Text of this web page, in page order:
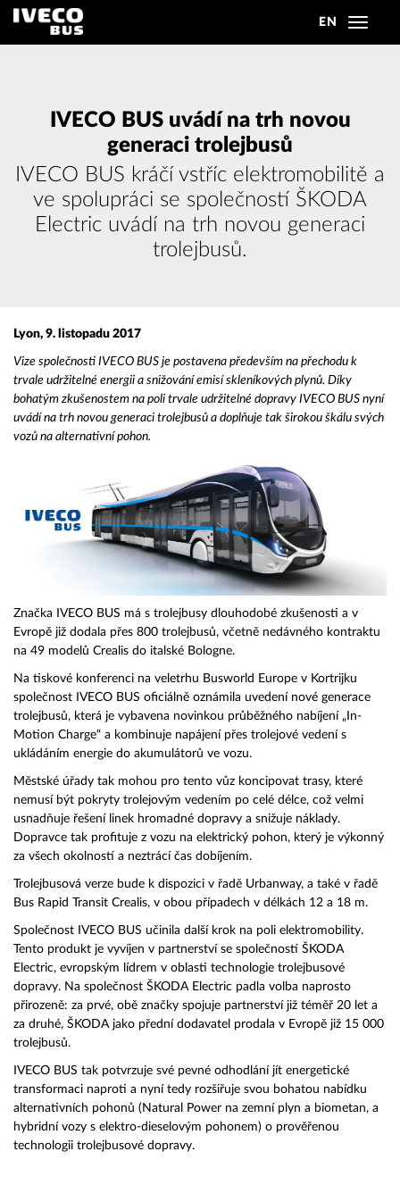
EN
Toggle
IVECO BUS uvádí na trh novou
generaci trolejbusů
IVECO BUS kráčí vstříc elektromobilitě a
ve spolupráci se společností ŠKODA
Electric uvádí na trh novou generaci
trolejbusů.
Lyon, 9. listopadu 2017
Vize společnosti IVECO BUS je postavena především na přechodu k
trvale udržitelné energii a snižování emisí skleníkových plynů. Díky
bohatým zkušenostem na poli trvale udržitelné dopravy IVECO BUS nyní
uvádí na trh novou generaci trolejbusů a doplňuje tak širokou škálu svých
vozů na alternativní pohon.
Značka IVECO BUS má s trolejbusy dlouhodobé zkušenosti a v
Evropě již dodala přes 800 trolejbusů, včetně nedávného kontraktu
na 49 modelů Crealis do italské Bologne.
Na tiskové konferenci na veletrhu Busworld Europe v Kortrijku
společnost IVECO BUS oficiálně oznámila uvedení nové generace
trolejbusů, která je vybavena novinkou průběžného nabíjení „In-
Motion Charge“ a kombinuje napájení přes trolejové vedení s
ukládáním energie do akumulátorů ve vozu.
Městské úřady tak mohou pro tento vůz koncipovat trasy, které
nemusí být pokryty trolejovým vedením po celé délce, což velmi
usnadňuje řešení linek hromadné dopravy a snižuje náklady.
Dopravce tak profituje z vozu na elektrický pohon, který je výkonný
za všech okolností a neztrácí čas dobíjením.
Trolejbusová verze bude k dispozici v řadě Urbanway, a také v řadě
Bus Rapid Transit Crealis, v obou případech v délkách 12 a 18 m.
Společnost IVECO BUS učinila další krok na poli elektromobility.
Tento produkt je vyvíjen v partnerství se společností ŠKODA
Electric, evropským lídrem v oblasti technologie trolejbusové
dopravy. Na společnost ŠKODA Electric padla volba naprosto
přirozeně: za prvé, obě značky spojuje partnerství již téměř 20 let a
za druhé, ŠKODA jako přední dodavatel prodala v Evropě již 15 000
trolejbusů.
IVECO BUS tak potvrzuje své pevné odhodlání jít energetické
transformaci naproti a nyní tedy rozšiřuje svou bohatou nabídku
alternativních pohonů (Natural Power na zemní plyn a biometan, a
hybridní vozy s elektro-dieselovým pohonem) o prověřenou
technologii trolejbusové dopravy.